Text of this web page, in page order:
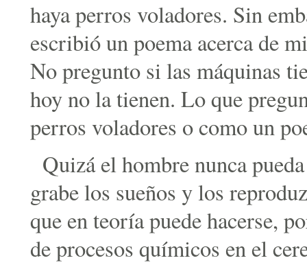
haya perros voladores. Sin
escribió un poema acerca de
No pregunto si las máquinas
hoy no la tienen. Lo que
perros voladores o como un
Quizá el hombre nunca
grabe los sueños y los
que en teoría puede hacerse,
de procesos químicos en el